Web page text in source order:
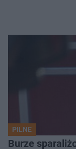
PILNE
Burze